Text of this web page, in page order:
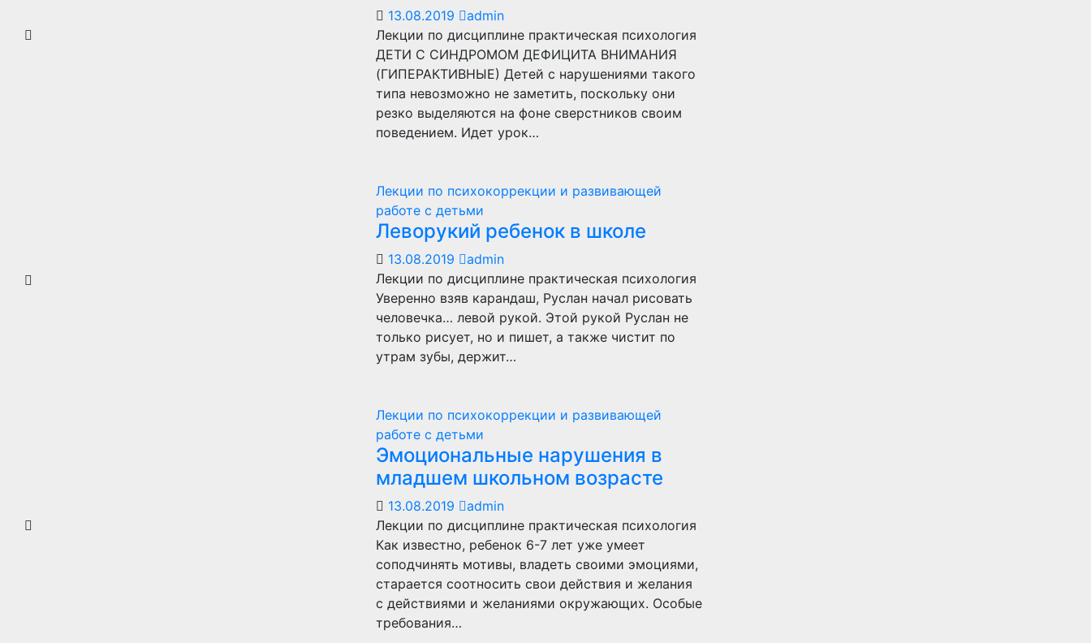
13.08.2019
admin
Лекции по дисциплине практическая психология
ДЕТИ С СИНДРОМОМ ДЕФИЦИТА ВНИМАНИЯ
(ГИПЕРАКТИВНЫЕ) Детей с нарушениями такого
типа невозможно не заметить, поскольку они
резко выделяются на фоне сверстников своим
поведением. Идет урок…
Лекции по психокоррекции и развивающей
работе с детьми
Леворукий ребенок в школе
13.08.2019
admin
Лекции по дисциплине практическая психология
Уверенно взяв карандаш, Руслан начал рисовать
человечка… левой рукой. Этой рукой Руслан не
только рисует, но и пишет, а также чистит по
утрам зубы, держит…
Лекции по психокоррекции и развивающей
работе с детьми
Эмоциональные нарушения в
младшем школьном возрасте
13.08.2019
admin
Лекции по дисциплине практическая психология
Как известно, ребенок 6-7 лет уже умеет
соподчинять мотивы, владеть своими эмоциями,
старается соотносить свои действия и желания
с действиями и желаниями окружающих. Особые
требования…